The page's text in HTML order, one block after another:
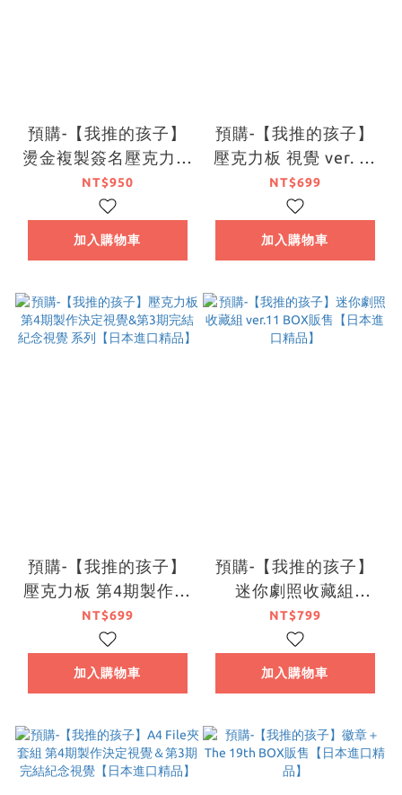
預購-【我推的孩子】
燙金複製簽名壓克力板
Valentine's Day 2026
ver.& White Day
2026 ver. 系列【日本
NT$950
加入購物車
預購-【我推的孩子】
壓克力板 視覺 ver. 系
列【日本進口精品】
NT$699
加入購物車
預購-【我推的孩子】
壓克力板 第4期製作決
定視覺&第3期完結紀
念視覺 系列【日本進
口精品】
NT$699
加入購物車
預購-【我推的孩子】
迷你劇照收藏組
ver.11 BOX販售【日
本進口精品】
NT$799
加入購物車